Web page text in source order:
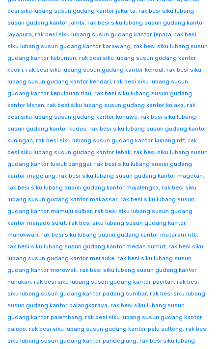
besi siku lubang susun gudang kantor jakarta, rak besi siku lubang
susun gudang kantor jambi, rak besi siku lubang susun gudang kantor
jayapura, rak besi siku lubang susun gudang kantor jepara, rak besi
siku lubang susun gudang kantor karawang, rak besi siku lubang susun
gudang kantor kebumen, rak besi siku lubang susun gudang kantor
kediri, rak besi siku lubang susun gudang kantor kendal, rak besi siku
lubang susun gudang kantor kendari, rak besi siku lubang susun
gudang kantor kepulauan riau, rak besi siku lubang susun gudang
kantor klaten, rak besi siku lubang susun gudang kantor kolaka, rak
besi siku lubang susun gudang kantor konawe, rak besi siku lubang
susun gudang kantor kudus, rak besi siku lubang susun gudang kantor
kuningan, rak besi siku lubang susun gudang kantor kupang ntt, rak
besi siku lubang susun gudang kantor lebak, rak besi siku lubang susun
gudang kantor luwuk banggai, rak besi siku lubang susun gudang
kantor magelang, rak besi siku lubang susun gudang kantor magetan,
rak besi siku lubang susun gudang kantor majalengka, rak besi siku
lubang susun gudang kantor makassar, rak besi siku lubang susun
gudang kantor mamuju sulbar, rak besi siku lubang susun gudang
kantor manado sulut, rak besi siku lubang susun gudang kantor
manokwari, rak besi siku lubang susun gudang kantor mataram ntb,
rak besi siku lubang susun gudang kantor medan sumut, rak besi siku
lubang susun gudang kantor merauke, rak besi siku lubang susun
gudang kantor morowali, rak besi siku lubang susun gudang kantor
nunukan, rak besi siku lubang susun gudang kantor pacitan, rak besi
siku lubang susun gudang kantor padang sumbar, rak besi siku lubang
susun gudang kantor palangkaraya, rak besi siku lubang susun
gudang kantor palembang, rak besi siku lubang susun gudang kantor
palopo, rak besi siku lubang susun gudang kantor palu sulteng, rak besi
siku lubang susun gudang kantor pandeglang, rak besi siku lubang